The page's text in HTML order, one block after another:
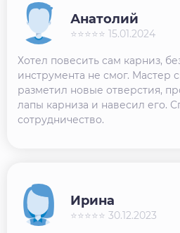
Хотел повесить сам карниз,
инструмента не смог. Мастер
разметил новые отверстия,
лапы карниза и навесил его.
сотрудничество.
Анатолий
⭐⭐⭐⭐⭐ 15.01.2024
Ирина
⭐⭐⭐⭐⭐ 30.12.2023